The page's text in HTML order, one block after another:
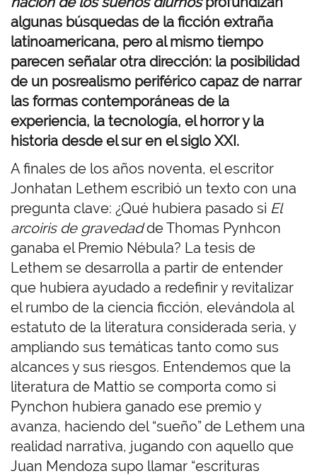
algunas búsquedas de la ficción extraña
latinoamericana, pero al mismo tiempo
parecen señalar otra dirección: la posibilidad
de un posrealismo periférico capaz de narrar
las formas contemporáneas de la
experiencia, la tecnología, el horror y la
historia desde el sur en el siglo XXI.
A finales de los años noventa, el escritor
Jonhatan Lethem escribió un texto con una
pregunta clave: ¿Qué hubiera pasado si El
arcoiris de gravedadde Thomas Pynhcon
ganaba el Premio Nébula? La tesis de
Lethem se desarrolla a partir de entender
que hubiera ayudado a redefinir y revitalizar
el rumbo de la ciencia ficción, elevándola al
estatuto de la literatura considerada seria, y
ampliando sus temáticas tanto como sus
alcances y sus riesgos. Entendemos que la
literatura de Mattio se comporta como si
Pynchon hubiera ganado ese premio y
avanza, haciendo del “sueño” de Lethem una
realidad narrativa, jugando con aquello que
Juan Mendoza supo llamar “escrituras